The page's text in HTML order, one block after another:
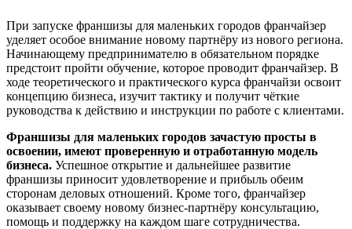
При запуске франшизы для маленьких городов франчайзер
уделяет особое внимание новому партнёру из нового региона.
Начинающему предпринимателю в обязательном порядке
предстоит пройти обучение, которое проводит франчайзер. В
ходе теоретического и практического курса франчайзи освоит
концепцию бизнеса, изучит тактику и получит чёткие
руководства к действию и инструкции по работе с клиентами.
Франшизы для маленьких городов зачастую просты в
освоении, имеют проверенную и отработанную модель
бизнеса. Успешное открытие и дальнейшее развитие
франшизы приносит удовлетворение и прибыль обеим
сторонам деловых отношений. Кроме того, франчайзер
оказывает своему новому бизнес-партнёру консультацию,
помощь и поддержку на каждом шаге сотрудничества.